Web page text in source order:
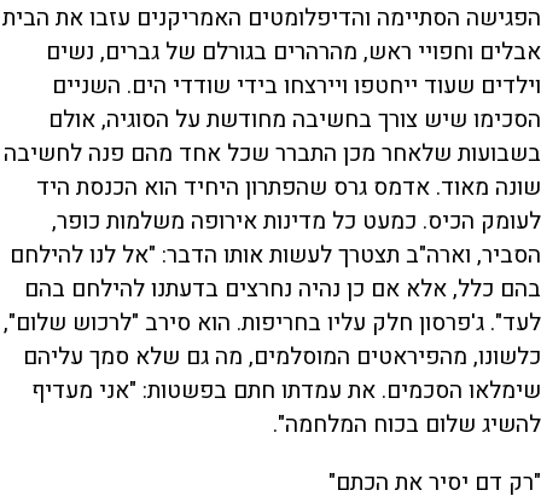
הפגישה הסתיימה והדיפלומטים האמריקנים עזבו את הבית
אבלים וחפויי ראש, מהרהרים בגורלם של גברים, נשים
וילדים שעוד ייחטפו ויירצחו בידי שודדי הים. השניים
הסכימו שיש צורך בחשיבה מחודשת על הסוגיה, אולם
בשבועות שלאחר מכן התברר שכל אחד מהם פנה לחשיבה
שונה מאוד. אדמס גרס שהפתרון היחיד הוא הכנסת היד
לעומק הכיס. כמעט כל מדינות אירופה משלמות כופר,
הסביר, וארה"ב תצטרך לעשות אותו הדבר: "אל לנו להילחם
בהם כלל, אלא אם כן נהיה נחרצים בדעתנו להילחם בהם
לעד". ג'פרסון חלק עליו בחריפות. הוא סירב "לרכוש שלום",
כלשונו, מהפיראטים המוסלמים, מה גם שלא סמך עליהם
שימלאו הסכמים. את עמדתו חתם בפשטות: "אני מעדיף
להשיג שלום בכוח המלחמה".
"רק דם יסיר את הכתם"